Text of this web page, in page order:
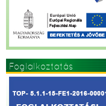
Foglalkoztatás